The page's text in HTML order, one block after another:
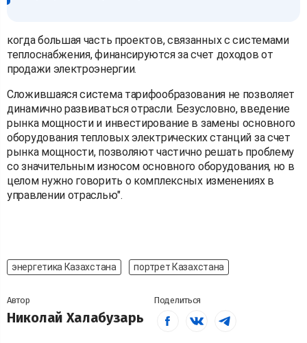
когда большая часть проектов, связанных с системами
теплоснабжения, финансируются за счет доходов от
продажи электроэнергии.
Сложившаяся система тарифообразования не позволяет
динамично развиваться отрасли. Безусловно, введение
рынка мощности и инвестирование в замены основного
оборудования тепловых электрических станций за счет
рынка мощности, позволяют частично решать проблему
со значительным износом основного оборудования, но в
целом нужно говорить о комплексных изменениях в
управлении отраслью".
энергетика Казахстана портрет Казахстана
Автор
Николай Халабузарь
Поделиться